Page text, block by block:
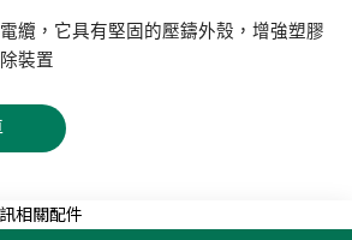
纜，它具有堅固的壓鑄外殼，增強塑膠
裝置
相關配件